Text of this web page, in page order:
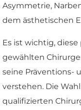
Asymmetrie,
dem ästhetischen
Es ist wichtig,
gewählten
seine Präventions-
verstehen. Die
qualifizierten